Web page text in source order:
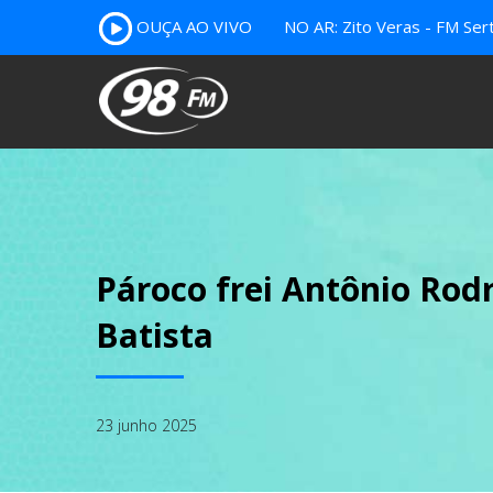
OUÇA AO VIVO NO AR: Zito Veras - FM
Pároco frei Antônio
Batista
23 junho 2025